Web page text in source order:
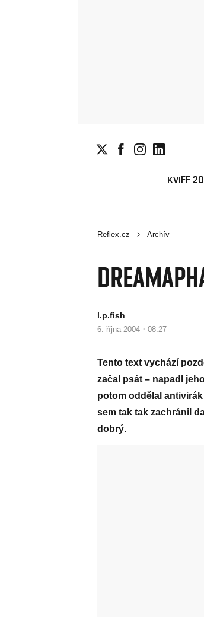
KVIFF
Reflex.cz Archív
l.p.fish
6. října 2004 · 08:27
Tento text vychází
začal psát – napadl
potom oddělal
sem tak tak zachránil
dobrý.